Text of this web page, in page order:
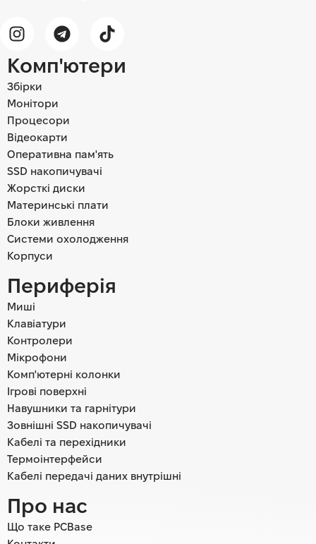
Комп'ютери
Збірки
Монітори
Процесори
Відеокарти
Оперативна пам'ять
SSD накопичувачі
Жорсткі диски
Материнські плати
Блоки живлення
Системи охолодження
Корпуси
Периферія
Миші
Клавіатури
Контролери
Мікрофони
Комп'ютерні колонки
Ігрові поверхні
Навушники та гарнітури
Зовнішні SSD накопичувачі
Кабелі та перехідники
Термоінтерфейси
Кабелі передачі даних внутрішні
Про нас
Що таке PCBase